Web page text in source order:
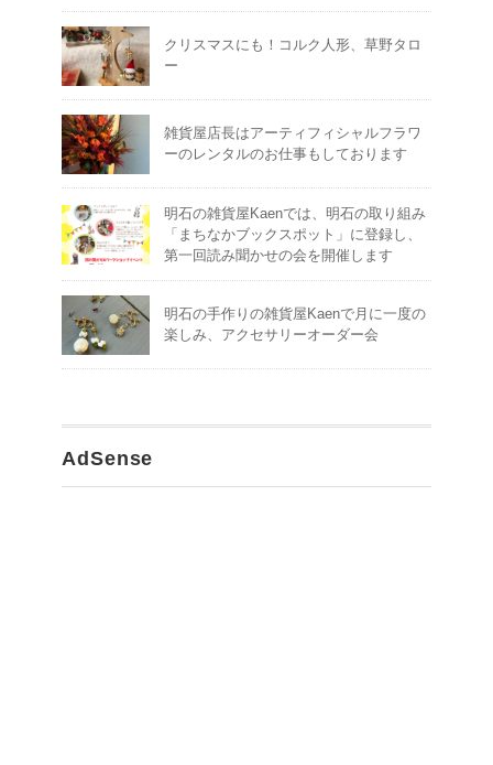
クリスマスにも！コルク人形、草野タロ
ー
雑貨屋店長はアーティフィシャルフラワ
ーのレンタルのお仕事もしております
明石の雑貨屋Kaenでは、明石の取り組み
「まちなかブックスポット」に登録し、
第一回読み聞かせの会を開催します
明石の手作りの雑貨屋Kaenで月に一度の
楽しみ、アクセサリーオーダー会
AdSense